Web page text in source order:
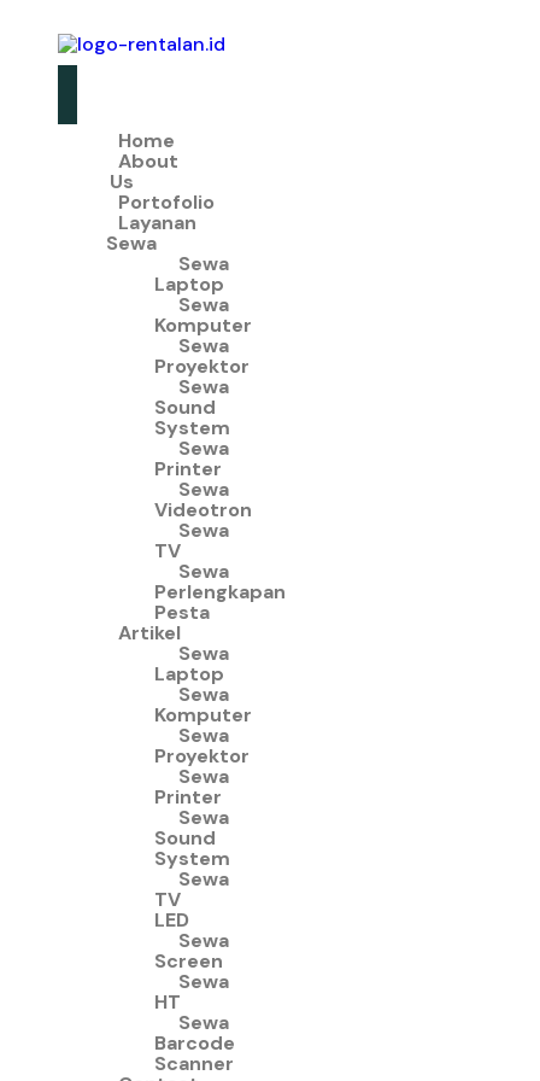
Home
About
Us
Portofolio
Layanan
Sewa
Sewa
Laptop
Sewa
Komputer
Sewa
Proyektor
Sewa
Sound
System
Sewa
Printer
Sewa
Videotron
Sewa
TV
Sewa
Perlengkapan
Pesta
Artikel
Sewa
Laptop
Sewa
Komputer
Sewa
Proyektor
Sewa
Printer
Sewa
Sound
System
Sewa
TV
LED
Sewa
Screen
Sewa
HT
Sewa
Barcode
Scanner